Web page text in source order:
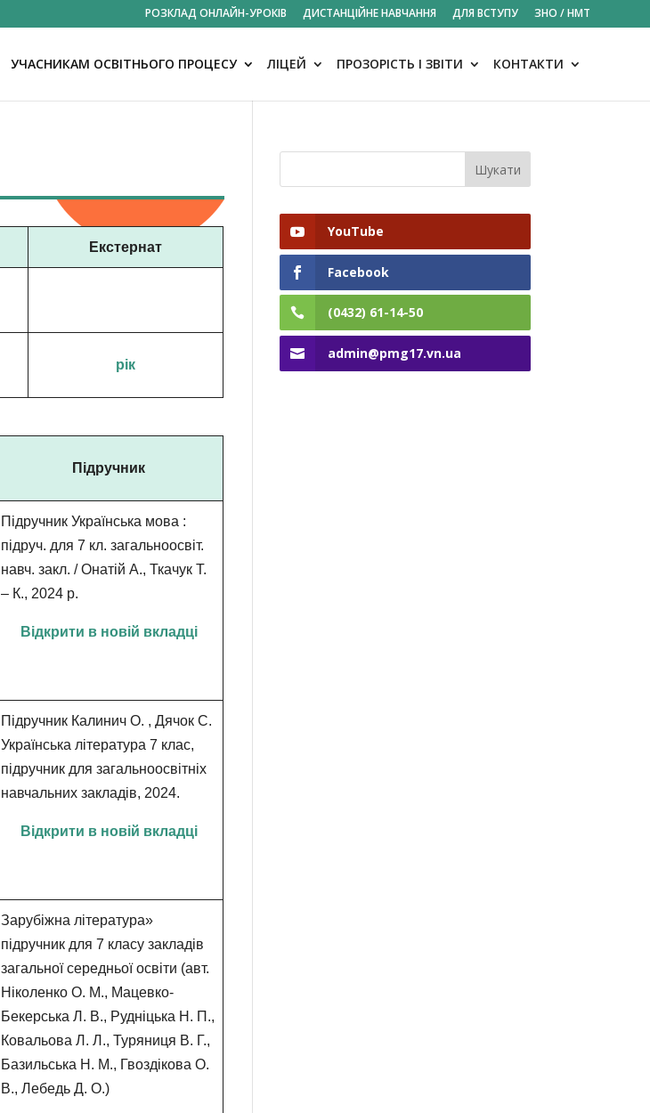
РОЗКЛАД ОНЛАЙН-УРОКІВ ДИСТАНЦІЙНЕ НАВЧАННЯ ДЛЯ ВСТУПУ ЗНО / НМТ
УЧАСНИКАМ ОСВІТНЬОГО ПРОЦЕСУ ЛІЦЕЙ ПРОЗОРІСТЬ І ЗВІТИ КОНТАКТИ
Екстернат
рік
Підручник
Підручник Українська мова :
підруч. для 7 кл. загальноосвіт.
навч. закл. / Онатій А., Ткачук Т.
– К., 2024 р.
Відкрити в новій вкладці
Підручник Калинич О. , Дячок С.
Українська література 7 клас,
підручник для загальноосвітніх
навчальних закладів, 2024.
Відкрити в новій вкладці
Зарубіжна література»
підручник для 7 класу закладів
загальної середньої освіти (авт.
Ніколенко О. М., Мацевко-
Бекерська Л. В., Рудніцька Н. П.,
Ковальова Л. Л., Туряниця В. Г.,
Базильська Н. М., Гвоздікова О.
В., Лебедь Д. О.)
YouTube
Facebook
(0432) 61-14-50
admin@pmg17.vn.ua